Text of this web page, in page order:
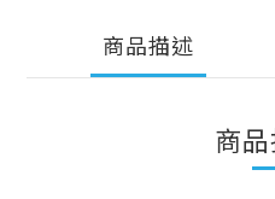
商品描述
商